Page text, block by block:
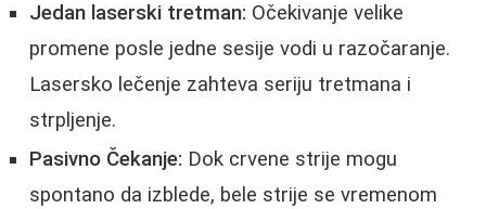
Jedan laserski tretman: Očekivanje velike
promene posle jedne sesije vodi u razočaranje.
Lasersko lečenje zahteva seriju tretmana i
strpljenje.
Pasivno Čekanje: Dok crvene strije mogu
spontano da izblede, bele strije se vremenom